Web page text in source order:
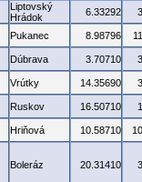
Liptovský
Hrádok
6.33292
Pukanec 8.98796
Dúbrava 3.70710
Vrútky 14.35690
Ruskov 16.50710
Hriňová 10.58710
Boleráz 20.31410